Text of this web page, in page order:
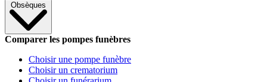
Obsèques
Comparer les pompes funèbres
Choisir une pompe funèbre
Choisir un crematorium